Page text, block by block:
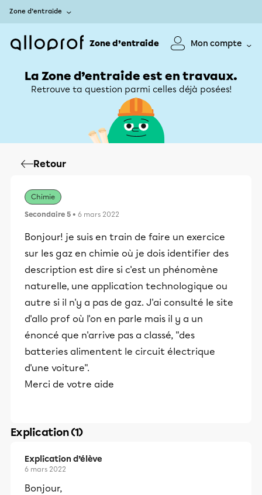
Zone d’entraide
Zone d’entraide Mon compte
La Zone d’entraide est en travaux.
Retrouve ta question parmi celles déjà posées!
Retour
Chimie
Secondaire 5 • 6 mars 2022
Bonjour! je suis en train de faire un exercice
sur les gaz en chimie où je dois identifier des
description est dire si c'est un phénomène
naturelle, une application technologique ou
autre si il n'y a pas de gaz. J'ai consulté le site
d'allo prof où l'on en parle mais il y a un
énoncé que n'arrive pas a classé, "des
batteries alimentent le circuit électrique
d'une voiture".
Merci de votre aide
Explication (1)
Explication d’élève
6 mars 2022
Bonjour,